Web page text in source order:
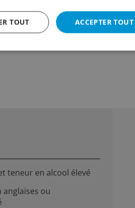
33 clContenu:
teneur en alcool élevé
ou
ACCEPTER TOUT
TOUT